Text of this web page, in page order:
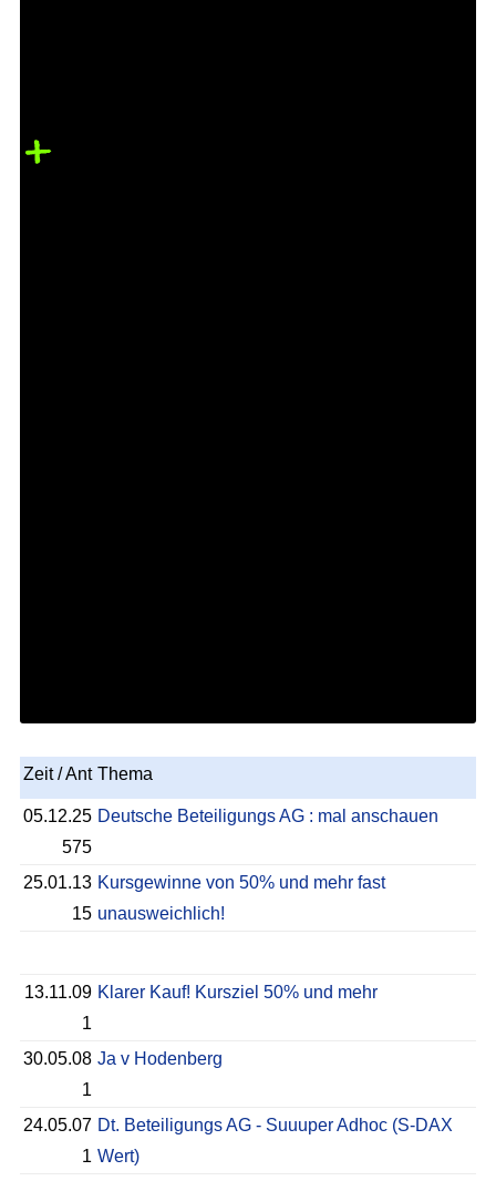
Zeit / Ant Thema
05.12.25
575
Deutsche Beteiligungs AG : mal anschauen
25.01.13
15
Kursgewinne von 50% und mehr fast
unausweichlich!
13.11.09
1
Klarer Kauf! Kursziel 50% und mehr
30.05.08
1
Ja v Hodenberg
24.05.07
1
Dt. Beteiligungs AG - Suuuper Adhoc (S-DAX
Wert)